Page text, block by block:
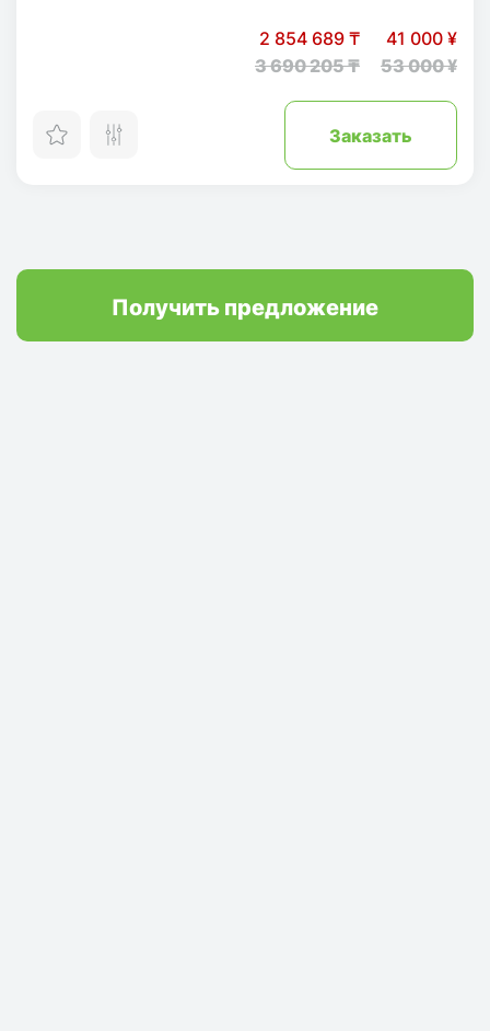
2 854 689 ₸
3 690 205 ₸
41 000 ¥
53 000 ¥
Заказать
Получить предложение